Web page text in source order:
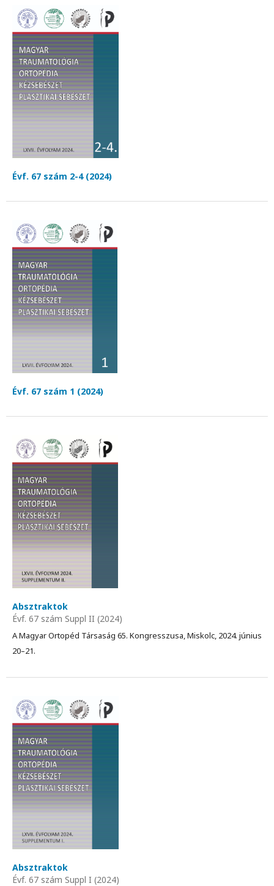
Évf. 67 szám 2-4 (2024)
Évf. 67 szám 1 (2024)
Absztraktok
Évf. 67 szám Suppl II (2024)
A Magyar Ortopéd Társaság 65. Kongresszusa, Miskolc, 2024. június
20–21.
Absztraktok
Évf. 67 szám Suppl I (2024)